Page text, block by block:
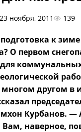
23 ноября, 2011 139
к
О первом
для
другом в
Курбанов. —
наверное,